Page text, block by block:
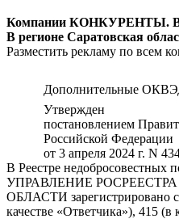
Компании КОНКУРЕНТЫ.
В регионе Саратовская
Разместить рекламу по всем
Дополнительные
Утвержден
постановлением
Российской Федерации
от 3 апреля 2024 г. N
В Реестре недобросовестных
УПРАВЛЕНИЕ
ОБЛАСТИ зарегистрировано
качестве «Ответчика»), 415 (в